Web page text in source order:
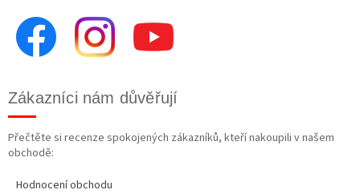
Zákazníci nám důvěřují
Přečtěte si recenze spokojených zákazníků, kteří nakoupili v našem
obchodě:
Hodnocení obchodu